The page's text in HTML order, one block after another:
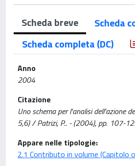
Scheda breve
Scheda
Scheda completa (DC)
Anno
2004
Citazione
Uno schema per l'analisi dell'azione
5,6) / Patrizi, P.. - (2004), pp. 107-
Appare nelle tipologie:
2.1 Contributo in volume (Capitolo